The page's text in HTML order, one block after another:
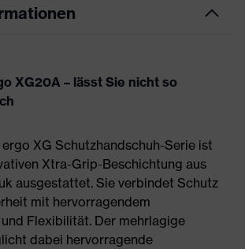
XG20A – lässt Sie nicht so
XG Schutzhandschuh-Serie ist
Xtra-Grip-Beschichtung aus
ausgestattet. Sie verbindet Schutz
mit hervorragendem
Flexibilität. Der mehrlagige
dabei hervorragende